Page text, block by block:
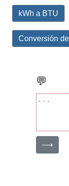
kWh a BTU
Conversión
💬
⟶